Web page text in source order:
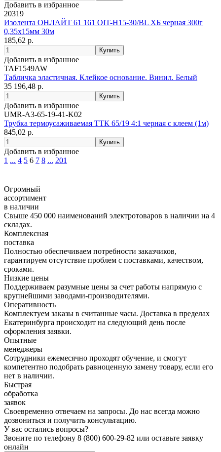
Добавить в избранное
20319
Изолента ОНЛАЙТ 61 161 OIT-H15-30/BL ХБ черная 300г
0,35х15мм 30м
185,62 р.
Добавить в избранное
TAF1549AW
Табличка эластичная. Клейкое основание. Винил. Белый
35 196,48 р.
Добавить в избранное
UMR-A3-65-19-41-K02
Трубка термоусаживаемая ТТК 65/19 4:1 черная с клеем (1м)
845,02 р.
Добавить в избранное
1 ... 4 5 6 7 8 ... 201
Огромный
ассортимент
в наличии
Свыше 450 000 наименований электротоваров в наличии на 4
складах.
Комплексная
поставка
Полностью обеспечиваем потребности заказчиков,
гарантируем отсутствие проблем с поставками, качеством,
сроками.
Низкие цены
Поддерживаем разумные цены за счет работы напрямую с
крупнейшими заводами-производителями.
Оперативность
Комплектуем заказы в считанные часы. Доставка в пределах
Екатеринбурга происходит на следующий день после
оформления заявки.
Опытные
менеджеры
Сотрудники ежемесячно проходят обучение, и смогут
компетентно подобрать равноценную замену товару, если его
нет в наличии.
Быстрая
обработка
заявок
Своевременно отвечаем на запросы. До нас всегда можно
дозвониться и получить консультацию.
У вас остались вопросы?
Звоните по телефону 8 (800) 600-29-82 или оставьте заявку
онлайн